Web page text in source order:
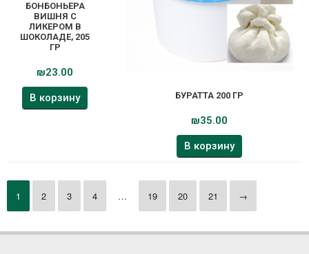
БОНБОНЬЕРА
ВИШНЯ С
ЛИКЕРОМ В
ШОКОЛАДЕ, 205
ГР
₪23.00
В корзину БУРАТТА 200 ГР
₪35.00
В корзину
1 2 3 4 … 19 20 21 →